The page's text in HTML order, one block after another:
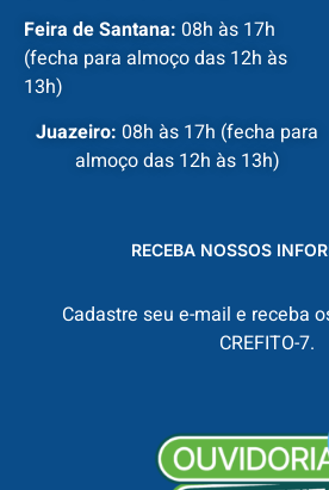
Feira de Santana: 08h às 17h
(fecha para almoço das 12h às
13h)
Juazeiro: 08h às 17h (fecha para
almoço das 12h às 13h)
RECEBA NOSSOS
Cadastre seu e-mail e receba
CREFITO-7.